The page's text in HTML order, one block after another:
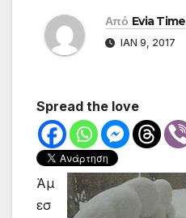
Από Evia Time
ΙΑΝ 9, 2017
Spread the love
Άμ
εσ